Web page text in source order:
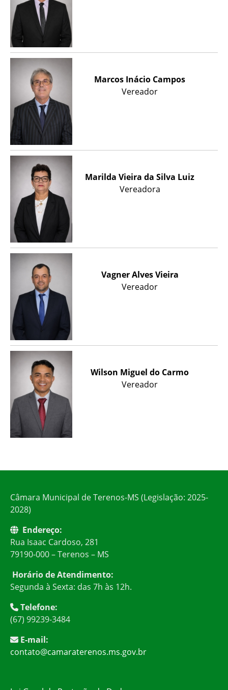
Marcos Inácio Campos
Vereador
Marilda Vieira da Silva Luiz
Vereadora
Vagner Alves Vieira
Vereador
Wilson Miguel do Carmo
Vereador
Câmara Municipal de Terenos-MS (Legislação: 2025-
2028)
Endereço:
Rua Isaac Cardoso, 281
79190-000 – Terenos – MS
Horário de Atendimento:
Segunda à Sexta: das 7h às 12h.
Telefone:
(67) 99239-3484
E-mail:
contato@camaraterenos.ms.gov.br